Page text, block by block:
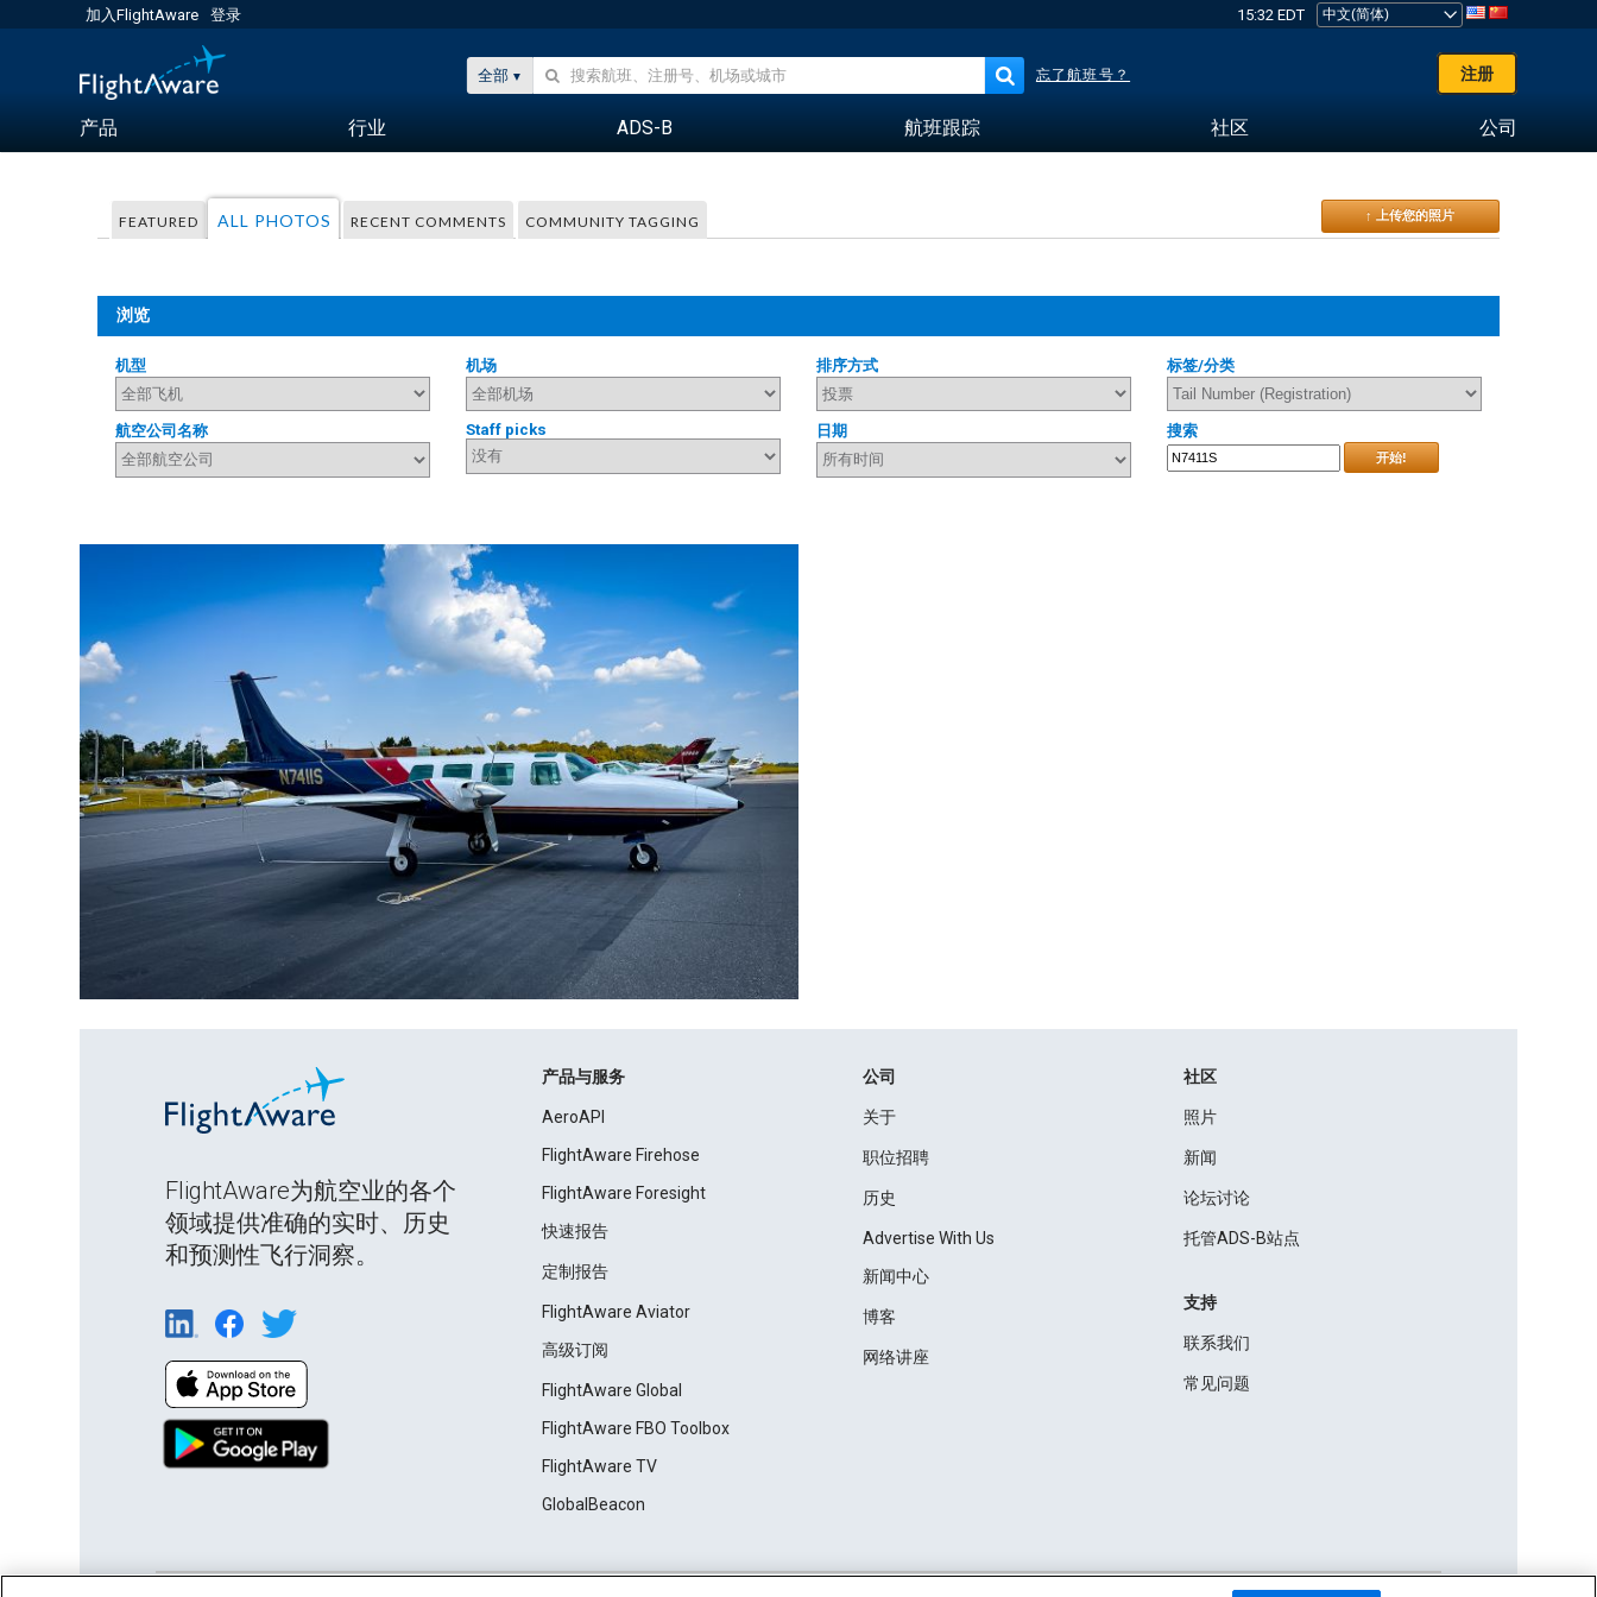
加入FlightAware 登录 15:32 EDT
全部 忘了航班号？ 注册
产品 行业 ADS-B 航班跟踪 社区 公司
FEATURED ALL PHOTOS RECENT COMMENTS COMMUNITY TAGGING ↑ 上传您的照片
浏览
机型 机场 排序方式 标签/分类
航空公司名称 Staff picks 日期 搜索
开始!
FlightAware为航空业的各个
领域提供准确的实时、历史
和预测性飞行洞察。
产品与服务
AeroAPI
FlightAware Firehose
FlightAware Foresight
快速报告
定制报告
FlightAware Aviator
高级订阅
FlightAware Global
FlightAware FBO Toolbox
FlightAware TV
GlobalBeacon
公司
关于
职位招聘
历史
Advertise With Us
新闻中心
博客
网络讲座
社区
照片
新闻
论坛讨论
托管ADS-B站点
支持
联系我们
常见问题